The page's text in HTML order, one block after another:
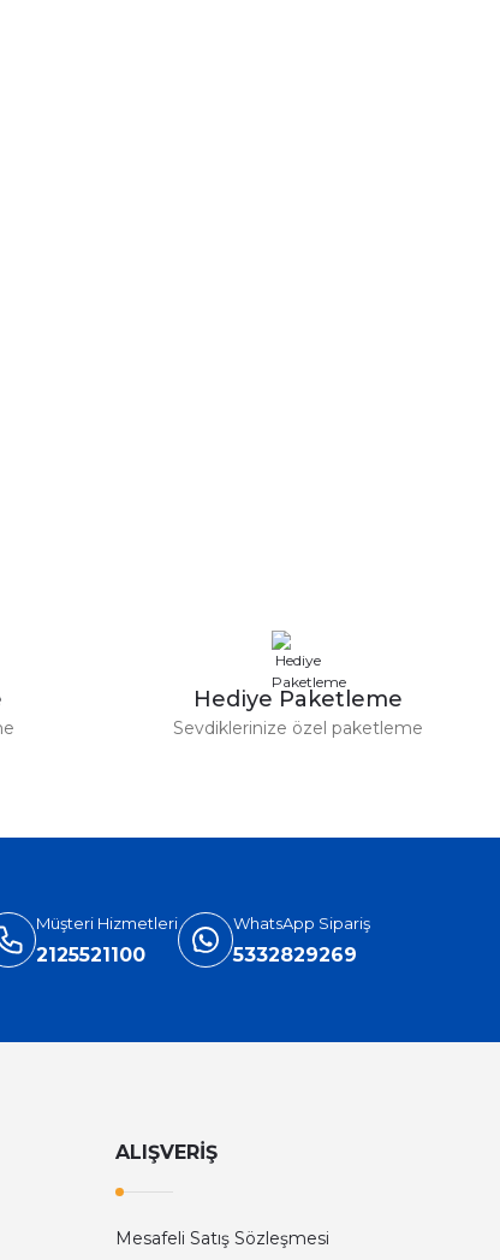
Hediye Paketleme
Sevdiklerinize özel paketleme
Müşteri Hizmetleri
2125521100
WhatsApp Sipariş
5332829269
ALIŞVERİŞ
Mesafeli Satış Sözleşmesi